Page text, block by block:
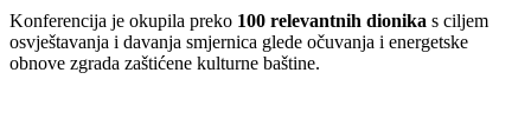
Konferencija je okupila preko 100 relevantnih dionika s ciljem
osvještavanja i davanja smjernica glede očuvanja i energetske
obnove zgrada zaštićene kulturne baštine.